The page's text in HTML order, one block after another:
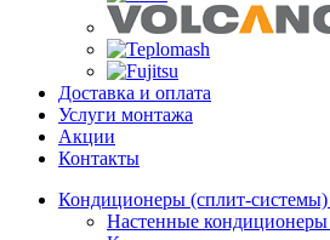
Доставка и оплата
Услуги монтажа
Акции
Контакты
Кондиционеры (сплит-системы)
Настенные кондиционеры